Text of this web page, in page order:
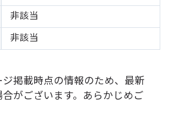
非該当
非該当
掲載時点の情報のため、最新
がございます。あらかじめご